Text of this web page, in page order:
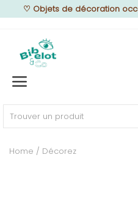
♡ Objets de décoration
Home
MEUBLEZ
Home Décorez